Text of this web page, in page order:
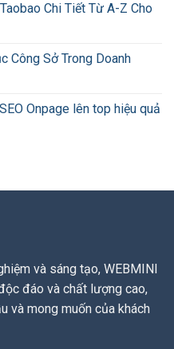
Chi Tiết Từ A-Z Cho
Công Sở Trong Doanh
Onpage lên top hiệu quả
và sáng tạo, WEBMINI
đáo và chất lượng cao,
và mong muốn của khách